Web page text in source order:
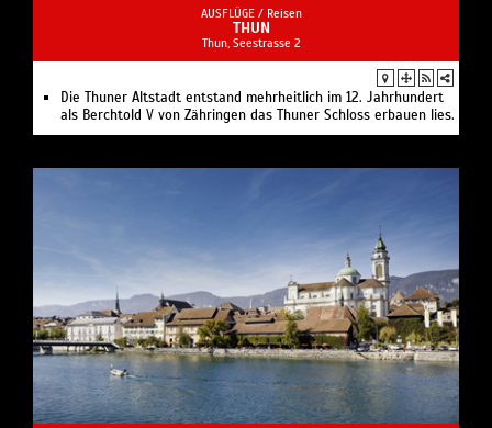
AUSFLÜGE / Reisen
THUN
Thun, Seestrasse 2
Die Thuner Altstadt entstand mehrheitlich im 12. Jahrhundert
als Berchtold V von Zähringen das Thuner Schloss erbauen lies.